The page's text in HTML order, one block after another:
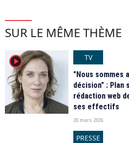
SUR LE MÊME THÈME
player2
TV
"Nous sommes
décision" : Plan
rédaction web
ses effectifs
20 mars 2026
PRESSE